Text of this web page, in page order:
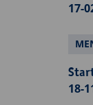
17-
18-